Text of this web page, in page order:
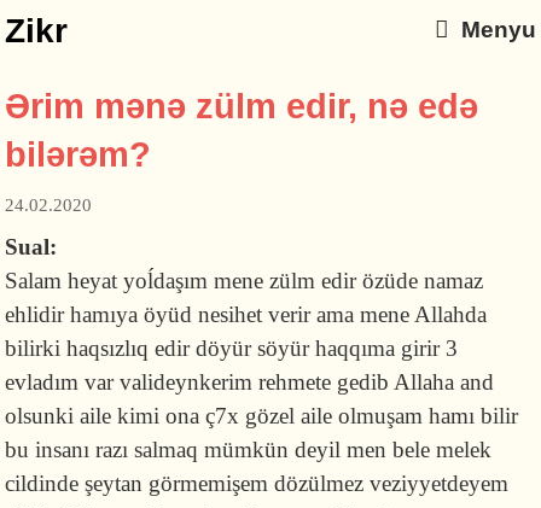
Zikr Menyu
Ərim mənə zülm edir, nə edə
bilərəm?
24.02.2020
Sual:
Salam heyat yoĺdaşım mene zülm edir özüde namaz
ehlidir hamıya öyüd nesihet verir ama mene Allahda
bilirki haqsızlıq edir döyür söyür haqqıma girir 3
evladım var valideynkerim rehmete gedib Allaha and
olsunki aile kimi ona ç7x gözel aile olmuşam hamı bilir
bu insanı razı salmaq mümkün deyil men bele melek
cildinde şeytan görmemişem dözülmez veziyyetdeyem